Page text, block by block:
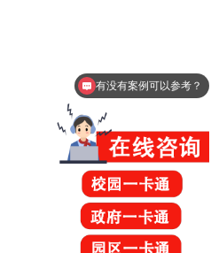
可以介绍下你们的产品么？